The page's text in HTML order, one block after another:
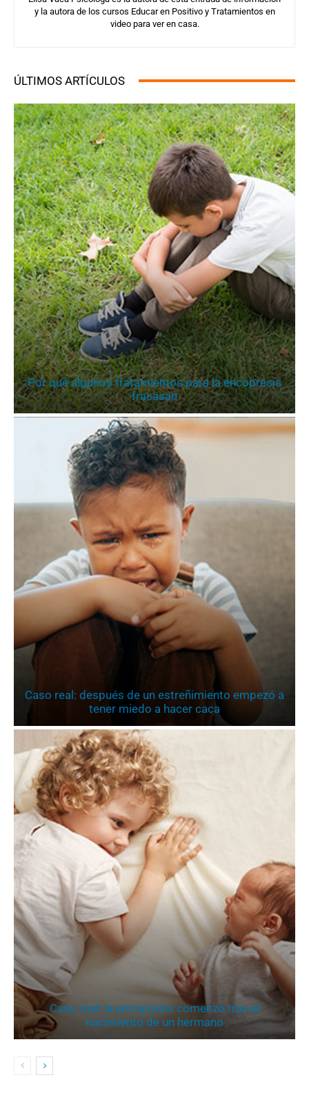
y la autora de los cursos Educar en Positivo y Tratamientos en
video para ver en casa.
ÚLTIMOS ARTÍCULOS
Por qué algunos tratamientos para la encopresis
fracasan
Caso real: después de un estreñimiento empezó a
tener miedo a hacer caca
Caso real: la encopresis comenzó tras el
nacimiento de un hermano